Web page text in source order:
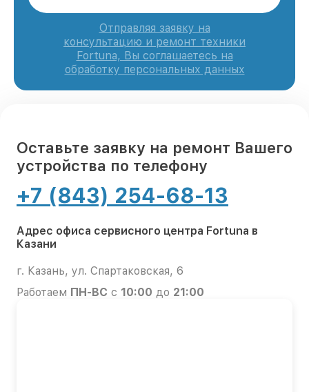
Отправляя заявку на
консультацию и ремонт техники
Fortuna, Вы соглашаетесь на
обработку персональных данных
Оставьте заявку на ремонт Вашего
устройства по телефону
+7 (843) 254-68-13
Адрес офиса сервисного центра Fortuna в
Казани
г. Казань, ул. Спартаковская, 6
Работаем ПН-ВС с 10:00 до 21:00